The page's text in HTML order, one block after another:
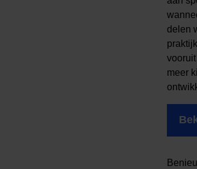
delen
meer